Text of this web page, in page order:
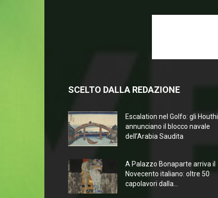
SCELTO DALLA REDAZIONE
Escalation nel Golfo: gli Houthi
annunciano il blocco navale
dell’Arabia Saudita
A Palazzo Bonaparte arriva il
Novecento italiano: oltre 50
capolavori dalla...